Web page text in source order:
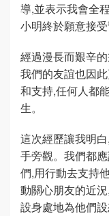
導,並表示我會全
小明終於願意接受
經過漫長而艱辛
我們的友誼也因
和支持,任何人都
生。
這次經歷讓我明
手旁觀。我們都
們,用行動去支持
動關心朋友的近
設身處地為他們